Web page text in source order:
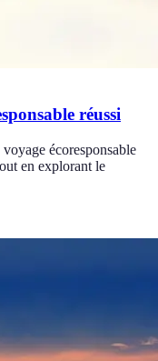
réussi
écoresponsable
en explorant le